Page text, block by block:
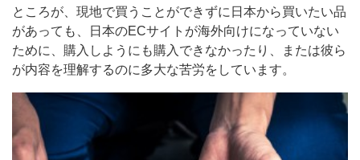
ところが、現地で買うことができずに日本から買いたい品
があっても、日本のECサイトが海外向けになっていない
ために、購入しようにも購入できなかったり、または彼ら
が内容を理解するのに多大な苦労をしています。